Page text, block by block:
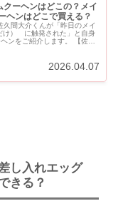
クーヘンはどこの？メイ
ヘンはどこで買える？
間大介くんが「昨日のメイ
け） に触発された」と自身
ンをご紹介します。 【佐久
2026.04.07
し入れエッグ
きる？